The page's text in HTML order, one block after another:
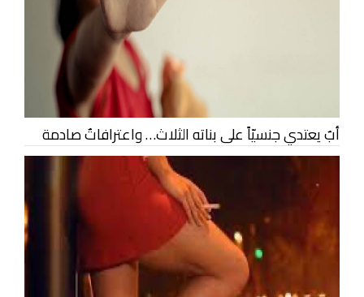
أبٌ يعتدي جنسيّاً على بناته الثلاث… واعترافاتٌ صادمة